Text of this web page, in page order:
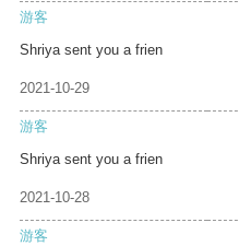
游客
Shriya sent you a frien
2021-10-29
游客
Shriya sent you a frien
2021-10-28
游客